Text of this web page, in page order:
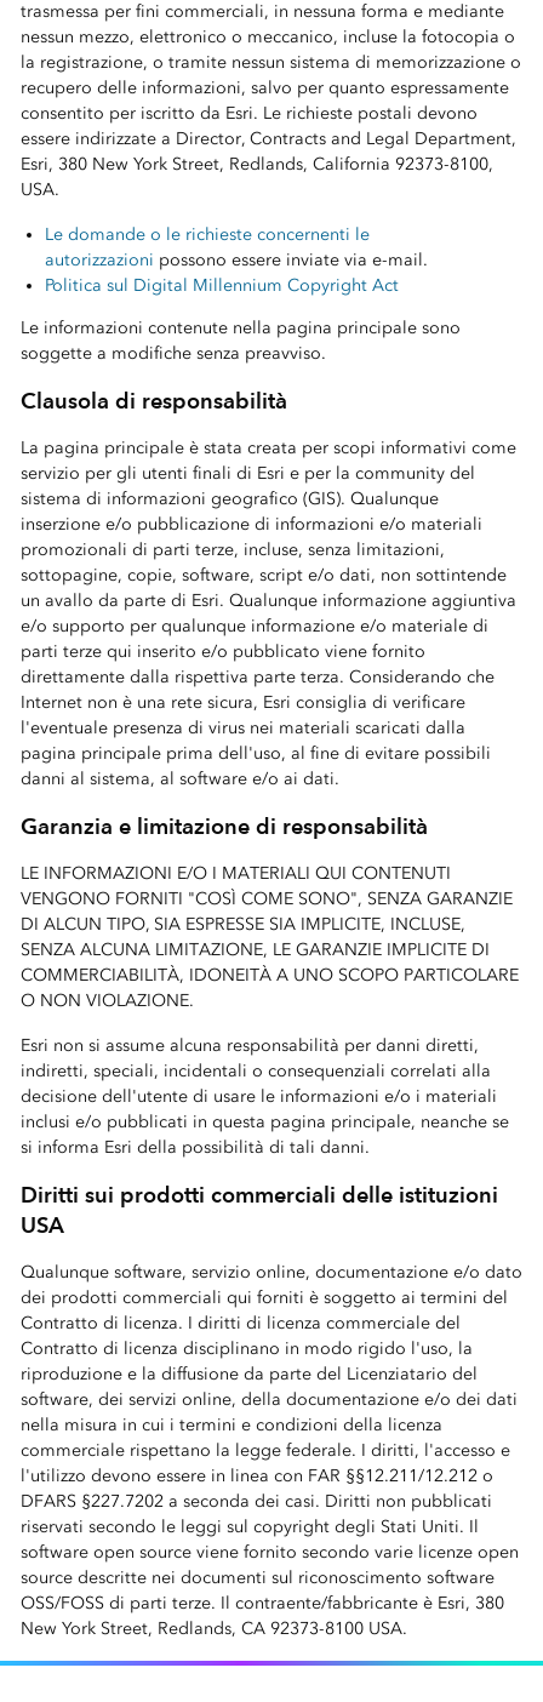
trasmessa per fini commerciali, in nessuna forma e mediante
nessun mezzo, elettronico o meccanico, incluse la fotocopia o
la registrazione, o tramite nessun sistema di memorizzazione o
recupero delle informazioni, salvo per quanto espressamente
consentito per iscritto da Esri. Le richieste postali devono
essere indirizzate a Director, Contracts and Legal Department,
Esri, 380 New York Street, Redlands, California 92373-8100,
USA.
Le domande o le richieste concernenti le
autorizzazioni possono essere inviate via e-mail.
Politica sul Digital Millennium Copyright Act
Le informazioni contenute nella pagina principale sono
soggette a modifiche senza preavviso.
Clausola di responsabilità
La pagina principale è stata creata per scopi informativi come
servizio per gli utenti finali di Esri e per la community del
sistema di informazioni geografico (GIS). Qualunque
inserzione e/o pubblicazione di informazioni e/o materiali
promozionali di parti terze, incluse, senza limitazioni,
sottopagine, copie, software, script e/o dati, non sottintende
un avallo da parte di Esri. Qualunque informazione aggiuntiva
e/o supporto per qualunque informazione e/o materiale di
parti terze qui inserito e/o pubblicato viene fornito
direttamente dalla rispettiva parte terza. Considerando che
Internet non è una rete sicura, Esri consiglia di verificare
l'eventuale presenza di virus nei materiali scaricati dalla
pagina principale prima dell'uso, al fine di evitare possibili
danni al sistema, al software e/o ai dati.
Garanzia e limitazione di responsabilità
LE INFORMAZIONI E/O I MATERIALI QUI CONTENUTI
VENGONO FORNITI "COSÌ COME SONO", SENZA GARANZIE
DI ALCUN TIPO, SIA ESPRESSE SIA IMPLICITE, INCLUSE,
SENZA ALCUNA LIMITAZIONE, LE GARANZIE IMPLICITE DI
COMMERCIABILITÀ, IDONEITÀ A UNO SCOPO PARTICOLARE
O NON VIOLAZIONE.
Esri non si assume alcuna responsabilità per danni diretti,
indiretti, speciali, incidentali o consequenziali correlati alla
decisione dell'utente di usare le informazioni e/o i materiali
inclusi e/o pubblicati in questa pagina principale, neanche se
si informa Esri della possibilità di tali danni.
Diritti sui prodotti commerciali delle istituzioni
USA
Qualunque software, servizio online, documentazione e/o dato
dei prodotti commerciali qui forniti è soggetto ai termini del
Contratto di licenza. I diritti di licenza commerciale del
Contratto di licenza disciplinano in modo rigido l'uso, la
riproduzione e la diffusione da parte del Licenziatario del
software, dei servizi online, della documentazione e/o dei dati
nella misura in cui i termini e condizioni della licenza
commerciale rispettano la legge federale. I diritti, l'accesso e
l'utilizzo devono essere in linea con FAR §§12.211/12.212 o
DFARS §227.7202 a seconda dei casi. Diritti non pubblicati
riservati secondo le leggi sul copyright degli Stati Uniti. Il
software open source viene fornito secondo varie licenze open
source descritte nei documenti sul riconoscimento software
OSS/FOSS di parti terze. Il contraente/fabbricante è Esri, 380
New York Street, Redlands, CA 92373-8100 USA.